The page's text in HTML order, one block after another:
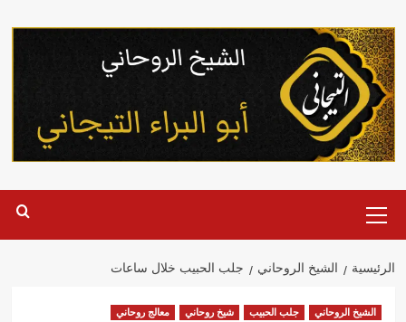
إلى
المحتوى
الرئيسية
الرئيسية الشيخ الروحاني جلب الحبيب خلال ساعات
الشيخ الروحاني جلب الحبيب شيخ روحاني معالج روحاني